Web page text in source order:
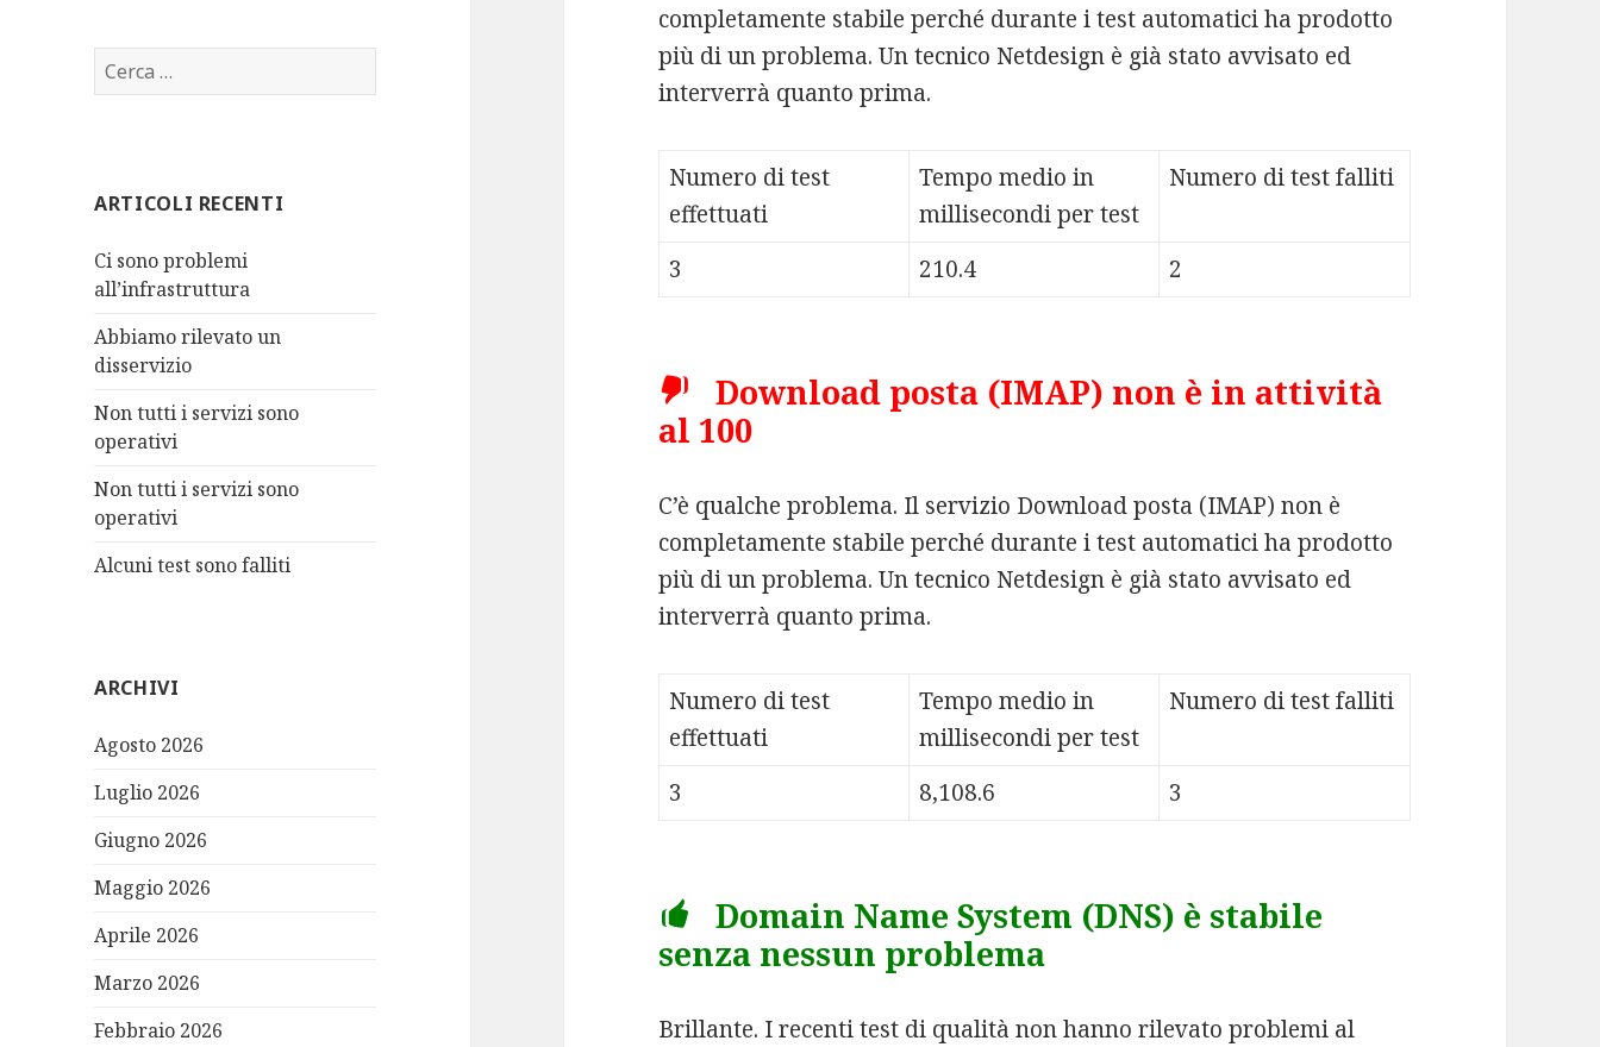
R
i
c
p
e
:
ARTICOLI RECENTI
Ci sono problemi
all’infrastruttura
Abbiamo rilevato un
disservizio
Non tutti i servizi sono
operativi
Non tutti i servizi sono
operativi
Alcuni test sono falliti
ARCHIVI
Agosto 2026
Luglio 2026
Giugno 2026
Maggio 2026
Aprile 2026
Marzo 2026
Febbraio 2026
completamente stabile perché durante i test automatici ha prodotto
più di un problema. Un tecnico Netdesign è già stato avvisato ed
interverrà quanto prima.
Numero di test
effettuati
Tempo medio in
millisecondi per test
Numero di test falliti
3 210.4 2
Download posta (IMAP) non è in attività
al 100
C’è qualche problema. Il servizio Download posta (IMAP) non è
completamente stabile perché durante i test automatici ha prodotto
più di un problema. Un tecnico Netdesign è già stato avvisato ed
interverrà quanto prima.
Numero di test
effettuati
Tempo medio in
millisecondi per test
Numero di test falliti
3 8,108.6 3
Domain Name System (DNS) è stabile
senza nessun problema
Brillante. I recenti test di qualità non hanno rilevato problemi al